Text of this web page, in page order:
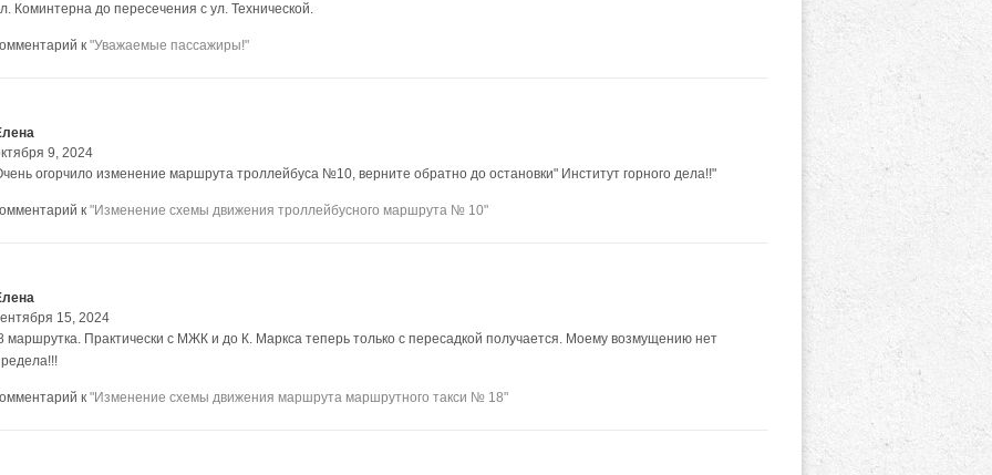
Коминтерна до пересечения с ул. Технической.
к "Уважаемые пассажиры!"
9, 2024
огорчило изменение маршрута троллейбуса №10, верните обратно до остановки" Институт горного дела!!"
к "Изменение схемы движения троллейбусного маршрута № 10"
15, 2024
маршрутка. Практически с МЖК и до К. Маркса теперь только с пересадкой получается. Моему возмущению нет
к "Изменение схемы движения маршрута маршрутного такси № 18"